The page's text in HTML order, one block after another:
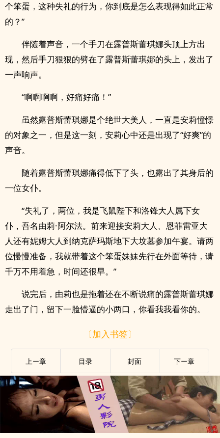
个笨蛋，这种失礼的行为，你到底是怎么表现得如此正常
的？”
伴随着声音，一个手刀在露普斯蕾琪娜头顶上方出
现，然后手刀狠狠的劈在了露普斯蕾琪娜的头上，发出了
一声响声。
“啊啊啊啊，好痛好痛！”
虽然露普斯蕾琪娜是个绝世大美人，一直是安莉憧憬
的对象之一，但是这一刻，安莉心中还是出现了“好爽”的
声音。
随着露普斯蕾琪娜痛得低下了头，也露出了其身后的
一位女仆。
“失礼了，两位，我是飞鼠陛下和洛锋大人属下女
仆，吾名由莉·阿尔法。前来迎接安莉大人、恩菲雷亚大
人还有妮姆大人到纳克萨玛斯地下大坟墓参加午宴。请两
位慢慢准备，我就带着这个笨蛋妹妹先行在外面等待，请
千万不用着急，时间还很早。”
说完后，由莉也是拖着还在不断说痛的露普斯蕾琪娜
走出了门，留下一脸懵逼的小两口，你看我我看你的。
〔加入书签〕
上ー章 目录 封面 下ー章